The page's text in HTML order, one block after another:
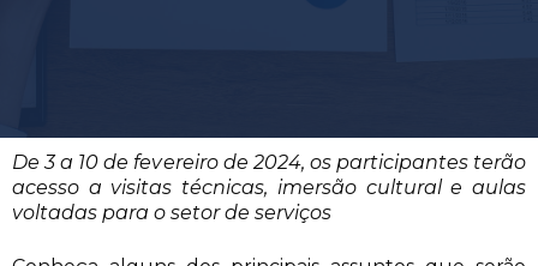
De 3 a 10 de fevereiro de 2024, os participantes terão
acesso a visitas técnicas, imersão cultural e aulas
voltadas para o setor de serviços